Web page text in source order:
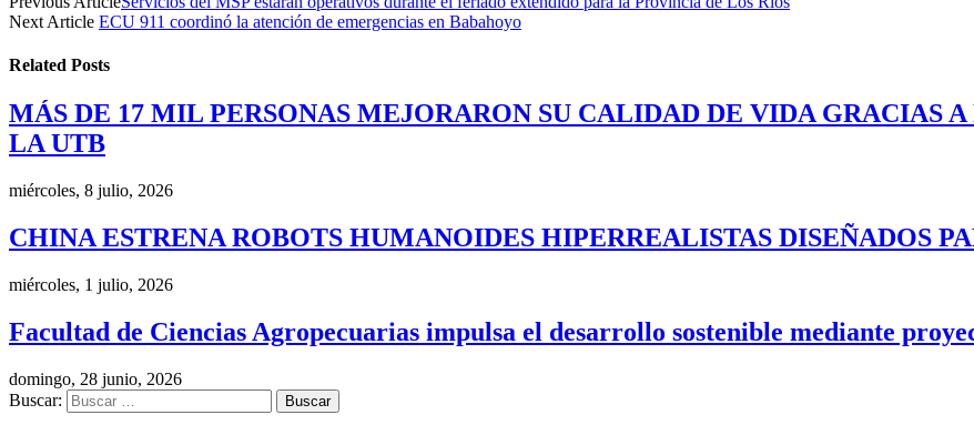
Next Article ECU 911 coordinó la atención de emergencias en Babahoyo
Related Posts
MÁS DE 17 MIL PERSONAS MEJORARON SU CALIDAD DE VIDA GRACIAS
LA UTB
miércoles, 8 julio, 2026
CHINA ESTRENA ROBOTS HUMANOIDES HIPERREALISTAS DISEÑADOS
miércoles, 1 julio, 2026
Facultad de Ciencias Agropecuarias impulsa el desarrollo sostenible mediante
domingo, 28 junio, 2026
Buscar: